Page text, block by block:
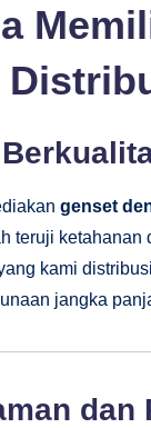
genset
teruji ketahanan
kami
jangka
dan